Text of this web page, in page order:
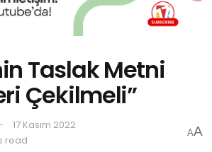
Taslak Metni
Çekilmeli”
17 Kasım 2022
read
AA